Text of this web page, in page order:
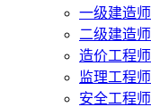
一级建造师
二级建造师
造价工程师
监理工程师
安全工程师